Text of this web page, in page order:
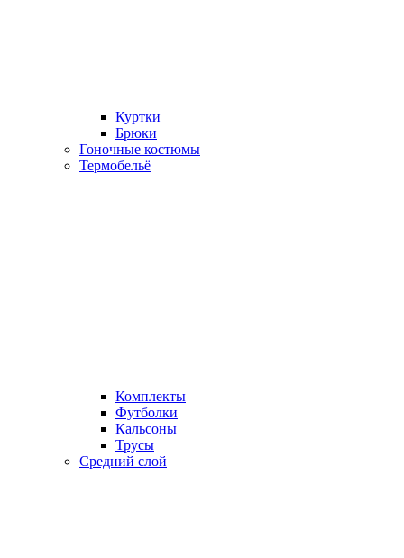
Куртки
Брюки
Гоночные костюмы
Термобельё
Комплекты
Футболки
Кальсоны
Трусы
Средний слой